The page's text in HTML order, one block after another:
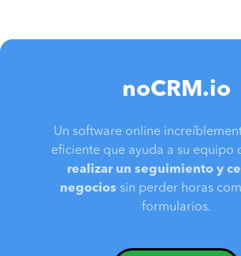
noCRM.io
Un software online
eficiente que ayuda a su equipo
realizar un seguimiento y
negocios sin perder horas
formularios.